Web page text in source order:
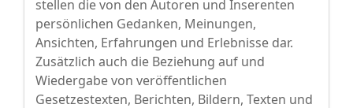
stellen die von den Autoren und Inserenten
persönlichen Gedanken, Meinungen,
Ansichten, Erfahrungen und Erlebnisse dar.
Zusätzlich auch die Beziehung auf und
Wiedergabe von veröffentlichen
Gesetzestexten, Berichten, Bildern, Texten und